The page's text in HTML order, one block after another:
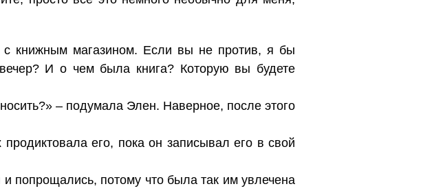
книжным магазином. Если вы не против, я бы
И о чем была книга? Которую вы будете
– подумала Элен. Наверное, после этого
его, пока он записывал его в свой
попрощались, потому что была так им увлечена